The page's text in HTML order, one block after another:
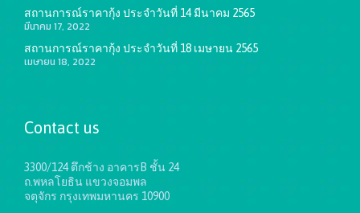
สถานการณ์ราคากุ้ง ประจำวันที่ 14 มีนาคม 2565
มีนาคม 17, 2022
สถานการณ์ราคากุ้ง ประจำวันที่ 18 เมษายน 2565
เมษายน 18, 2022
Contact us
3300/124 ตึกช้าง อาคารB ชั้น 24
ถ.พหลโยธิน แขวงจอมพล
จตุจักร กรุงเทพมหานคร 10900